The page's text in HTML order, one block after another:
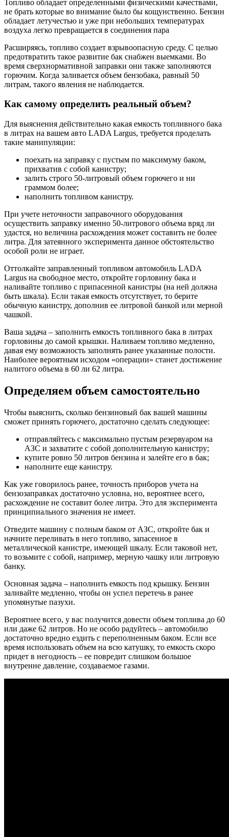
Топливо обладает определенными физическими качествами,
не брать которые во внимание было бы кощунственно. Бензин
обладает летучестью и уже при небольших температурах
воздуха легко превращается в соединения пара
Расширяясь, топливо создает взрывоопасную среду. С целью
предотвратить такое развитие бак снабжен выемками. Во
время сверхнормативной заправки они также заполняются
горючим. Когда заливается объем бензобака, равный 50
литрам, такого явления не наблюдается.
Как самому определить реальный объем?
Для выяснения действительно какая емкость топливного бака
в литрах на вашем авто LADA Largus, требуется проделать
такие манипуляции:
поехать на заправку с пустым по максимуму баком,
прихватив с собой канистру;
залить строго 50-литровый объем горючего и ни
граммом более;
наполнить топливом канистру.
При учете неточности заправочного оборудования
осуществить заправку именно 50-литрового объема вряд ли
удастся, но величина расхождения может составить не более
литра. Для затеянного эксперимента данное обстоятельство
особой роли не играет.
Оттолкайте заправленный топливом автомобиль LADA
Largus на свободное место, откройте горловину бака и
наливайте топливо с припасенной канистры (на ней должна
быть шкала). Если такая емкость отсутствует, то берите
обычную канистру, дополнив ее литровой банкой или мерной
чашкой.
Ваша задача – заполнить емкость топливного бака в литрах
горловины до самой крышки. Наливаем топливо медленно,
давая ему возможность заполнять ранее указанные полости.
Наиболее вероятным исходом «операции» станет достижение
налитого объема в 60 ли 62 литра.
Определяем объем самостоятельно
Чтобы выяснить, сколько бензиновый бак вашей машины
сможет принять горючего, достаточно сделать следующее:
отправляйтесь с максимально пустым резервуаром на
АЗС и захватите с собой дополнительную канистру;
купите ровно 50 литров бензина и залейте его в бак;
наполните еще канистру.
Как уже говорилось ранее, точность приборов учета на
бензозаправках достаточно условна, но, вероятнее всего,
расхождение не составит более литра. Это для эксперимента
принципиального значения не имеет.
Отведите машину с полным баком от АЗС, откройте бак и
начните переливать в него топливо, запасенное в
металлической канистре, имеющей шкалу. Если таковой нет,
то возьмите с собой, например, мерную чашку или литровую
банку.
Основная задача – наполнить емкость под крышку. Бензин
заливайте медленно, чтобы он успел перетечь в ранее
упомянутые пазухи.
Вероятнее всего, у вас получится довести объем топлива до 60
или даже 62 литров. Но не особо радуйтесь – автомобилю
достаточно вредно ездить с переполненным баком. Если все
время использовать объем на всю катушку, то емкость скоро
придет в негодность – ее повредит слишком большое
внутренне давление, создаваемое газами.